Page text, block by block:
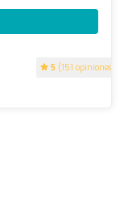
5 (151 opiniones)